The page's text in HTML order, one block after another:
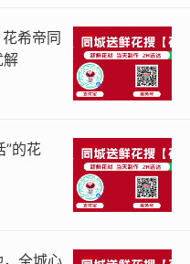
通过增强现实技术，让
效果。
订花快鲜花配送平台的
共同努力，减少包装材料
运输过程中的碳排放，
提供个性化推荐、增强
希帝同
解
”的花